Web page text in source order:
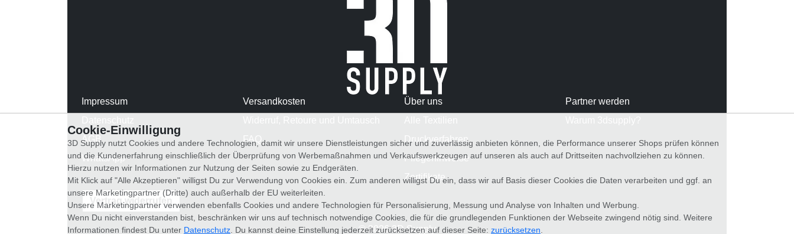
Impressum
AGB
WhatsApp
Versandkosten
FAQ
Über uns
Druckverfahren
Pflegehinweise
Zertifikate
Partner werden
Vertrag widerrufen
© 2026 3D Supply
Cookie-Einwilligung
3D Supply nutzt Cookies und andere Technologien, damit wir unsere Dienstleistungen sicher und zuverlässig anbieten können, die Performance unserer Shops prüfen können
und die Kundenerfahrung einschließlich der Überprüfung von Werbemaßnahmen und Verkaufswerkzeugen auf unseren als auch auf Drittseiten nachvollziehen zu können.
Hierzu nutzen wir Informationen zur Nutzung der Seiten sowie zu Endgeräten.
Mit Klick auf "Alle Akzeptieren" willigst Du zur Verwendung von Cookies ein. Zum anderen willigst Du ein, dass wir auf Basis dieser Cookies die Daten verarbeiten und ggf. an
unsere Marketingpartner (Dritte) auch außerhalb der EU weiterleiten.
Unsere Marketingpartner verwenden ebenfalls Cookies und andere Technologien für Personalisierung, Messung und Analyse von Inhalten und Werbung.
Wenn Du nicht einverstanden bist, beschränken wir uns auf technisch notwendige Cookies, die für die grundlegenden Funktionen der Webseite zwingend nötig sind. Weitere
Informationen findest Du unter Datenschutz . Du kannst deine Einstellung jederzeit zurücksetzen auf dieser Seite: zurücksetzen